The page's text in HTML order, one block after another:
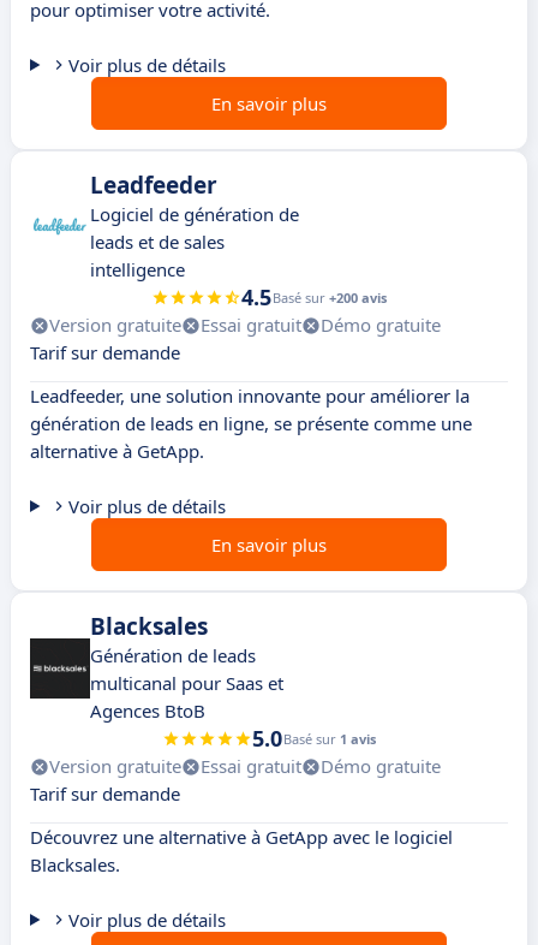
pour optimiser votre activité.
Voir plus de détails
En savoir plus
Leadfeeder
Logiciel de génération de
leads et de sales
intelligence
4.5Basé sur +200 avis
Version gratuite Essai gratuit
Démo gratuite
Tarif sur demande
Leadfeeder, une solution innovante pour améliorer la
génération de leads en ligne, se présente comme une
alternative à GetApp.
Voir plus de détails
En savoir plus
Blacksales
Génération de leads
multicanal pour Saas et
Agences BtoB
5.0Basé sur 1 avis
Version gratuite Essai gratuit
Démo gratuite
Tarif sur demande
Découvrez une alternative à GetApp avec le logiciel
Blacksales.
Voir plus de détails